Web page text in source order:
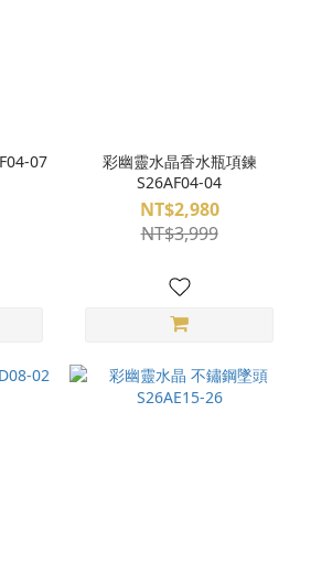
07
彩幽靈水晶香水瓶項鍊
S26AF04-04
NT$2,980
NT$3,999